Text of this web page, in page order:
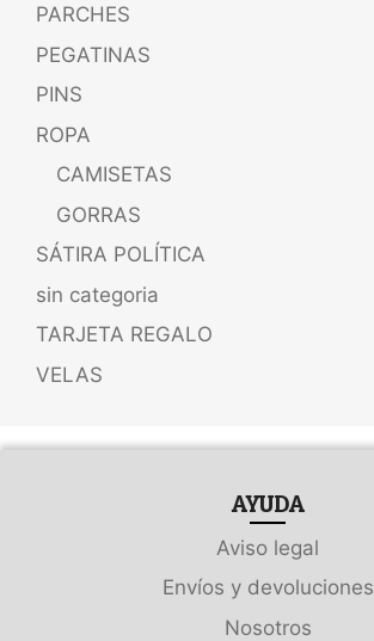
PARCHES
PEGATINAS
PINS
ROPA
CAMISETAS
GORRAS
SÁTIRA POLÍTICA
sin categoria
TARJETA REGALO
VELAS
AYUDA
Aviso legal
Envíos y devoluciones
Nosotros